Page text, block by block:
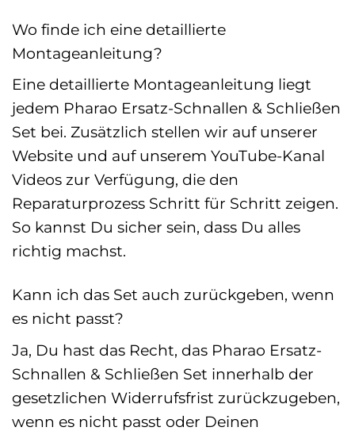
Wo finde ich eine detaillierte
Montageanleitung?
Eine detaillierte Montageanleitung liegt
jedem Pharao Ersatz-Schnallen & Schließen
Set bei. Zusätzlich stellen wir auf unserer
Website und auf unserem YouTube-Kanal
Videos zur Verfügung, die den
Reparaturprozess Schritt für Schritt zeigen.
So kannst Du sicher sein, dass Du alles
richtig machst.
Kann ich das Set auch zurückgeben, wenn
es nicht passt?
Ja, Du hast das Recht, das Pharao Ersatz-
Schnallen & Schließen Set innerhalb der
gesetzlichen Widerrufsfrist zurückzugeben,
wenn es nicht passt oder Deinen